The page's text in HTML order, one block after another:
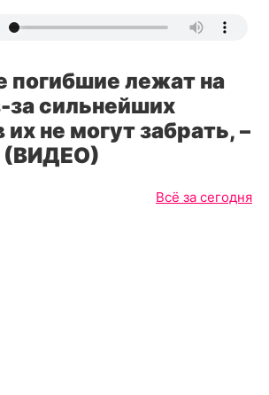
погибшие лежат на
за сильнейших
не могут забрать, –
(ВИДЕО)
Всё за сегодня